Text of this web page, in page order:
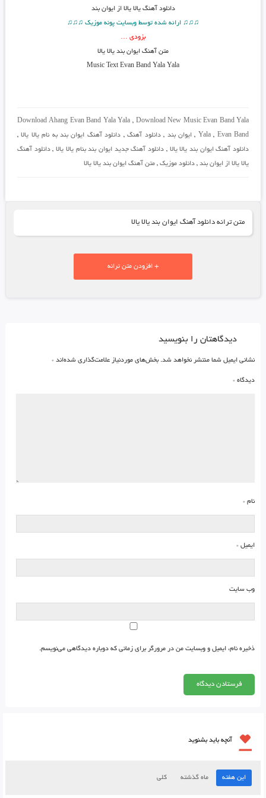
دانلود آهنگ یالا یالا از ایوان بند
♫♫♫ ارائه شده توسط وبسایت پونه موزیک ♫♫♫
بزودی …
متن آهنگ ایوان بند یالا یالا
Music Text Evan Band Yala Yala
Download Ahang Evan Band Yala Yala , Download New Music Evan Band Yala
Yala, Evan Band
, ایوان بند ,دانلود آهنگ, دانلود آهنگ ایوان بند به نام یالا یالا,
دانلود آهنگ ایوان بند یالا یالا , دانلود آهنگ جدید ایوان بند بنام یالا یالا,دانلود آهنگ
یالا یالا از ایوان بند, دانلود موزیک, متن آهنگ ایوان بند یالا یالا
متن ترانه دانلود آهنگ ایوان بند یالا یالا
+ افزودن متن ترانه
دیدگاهتان را بنویسید
نشانی ایمیل شما منتشر نخواهد شد. بخش‌های موردنیاز علامت‌گذاری شده‌اند *
دیدگاه *
نام *
ایمیل *
وب‌ سایت
ذخیره نام، ایمیل و وبسایت من در مرورگر برای زمانی که دوباره دیدگاهی می‌نویسم.
آنچه باید بشنوید
این هفته ماه گذشته کلی